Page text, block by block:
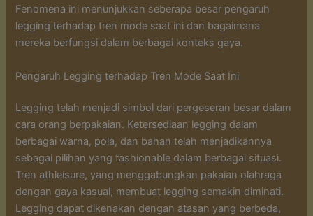
Fenomena ini menunjukkan seberapa besar pengaruh
legging terhadap tren mode saat ini dan bagaimana
mereka berfungsi dalam berbagai konteks gaya.
Pengaruh Legging terhadap Tren Mode Saat Ini
Legging telah menjadi simbol dari pergeseran besar dalam
cara orang berpakaian. Ketersediaan legging dalam
berbagai warna, pola, dan bahan telah menjadikannya
sebagai pilihan yang fashionable dalam berbagai situasi.
Tren athleisure, yang menggabungkan pakaian olahraga
dengan gaya kasual, membuat legging semakin diminati.
Legging dapat dikenakan dengan atasan yang berbeda,